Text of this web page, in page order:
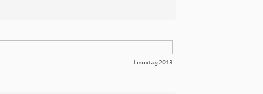
Linuxtag 2013